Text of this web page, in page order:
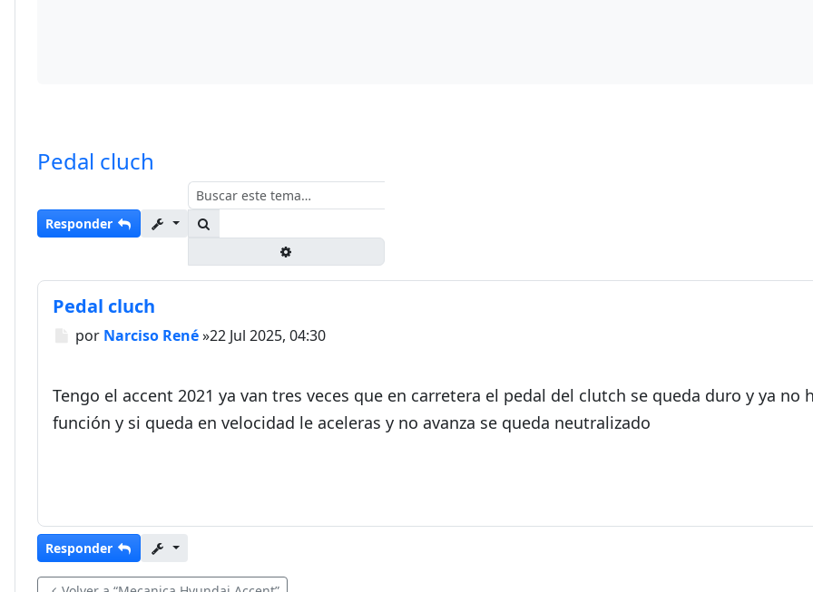
Pedal cluch
Responder
Pedal cluch
Mensaje
por Narciso René»22 Jul 2025, 04:30
Tengo el accent 2021 ya van tres veces que en carretera el pedal del clutch se queda duro y ya no
función y si queda en velocidad le aceleras y no avanza se queda neutralizado
Responder